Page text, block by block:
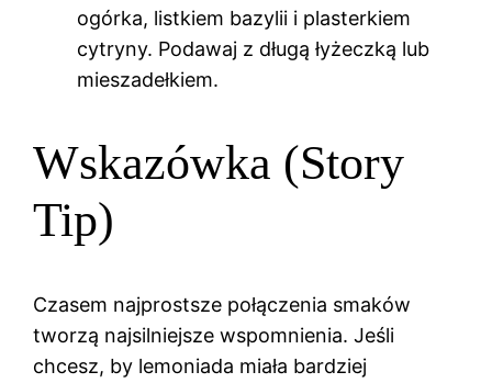
ogórka, listkiem bazylii i plasterkiem
cytryny. Podawaj z długą łyżeczką lub
mieszadełkiem.
Wskazówka (Story
Tip)
Czasem najprostsze połączenia smaków
tworzą najsilniejsze wspomnienia. Jeśli
chcesz, by lemoniada miała bardziej